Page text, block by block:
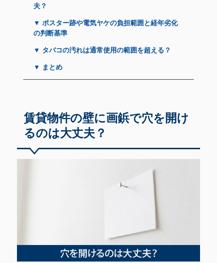
夫？
▼ ポスター跡や電気ヤケの負担範囲と経年劣化
の判断基準
▼ タバコの汚れは通常使用の範囲を超える？
▼ まとめ
賃貸物件の壁に画鋲で穴を開け
るのは大丈夫？